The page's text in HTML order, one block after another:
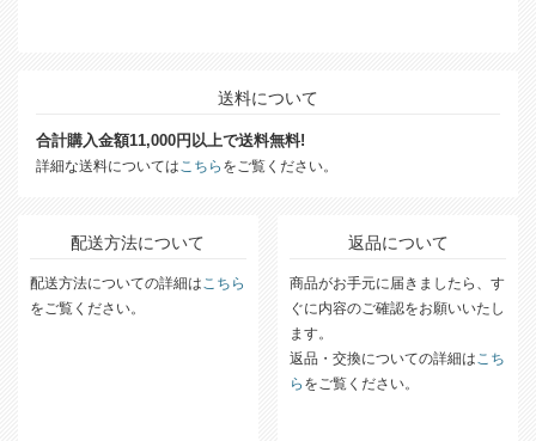
送料について
合計購入金額11,000円以上で送料無料!
詳細な送料についてはこちら をご覧ください。
配送方法について
配送方法についての詳細はこちら
をご覧ください。
返品について
商品がお手元に届きましたら、す
ぐに内容のご確認をお願いいたし
ます。
返品・交換についての詳細はこち
ら をご覧ください。